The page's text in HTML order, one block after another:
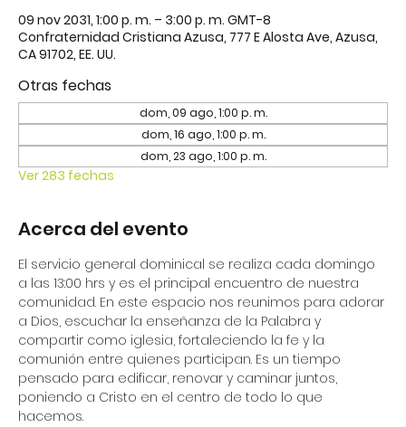
09 nov 2031, 1:00 p. m. – 3:00 p. m. GMT-8
Confraternidad Cristiana Azusa, 777 E Alosta Ave, Azusa,
CA 91702, EE. UU.
Otras fechas
dom, 09 ago, 1:00 p. m.
dom, 16 ago, 1:00 p. m.
dom, 23 ago, 1:00 p. m.
Ver 283 fechas
Acerca del evento
El servicio general dominical se realiza cada domingo
a las 13:00 hrs y es el principal encuentro de nuestra
comunidad. En este espacio nos reunimos para adorar
a Dios, escuchar la enseñanza de la Palabra y
compartir como iglesia, fortaleciendo la fe y la
comunión entre quienes participan. Es un tiempo
pensado para edificar, renovar y caminar juntos,
poniendo a Cristo en el centro de todo lo que
hacemos.